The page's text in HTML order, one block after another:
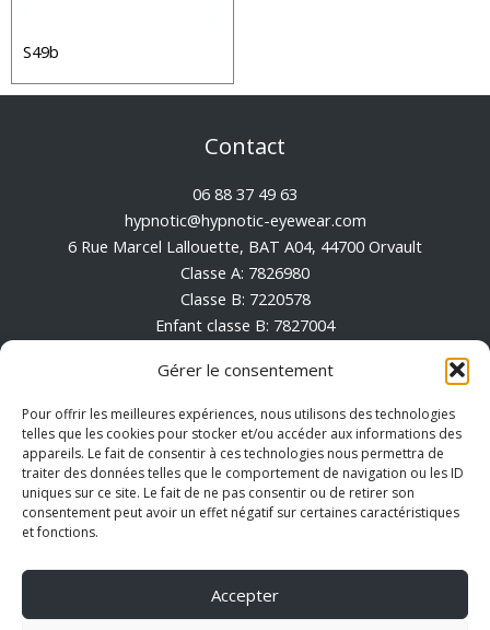
Gérer le consentement
Pour offrir les meilleures expériences, nous utilisons des technologies
telles que les cookies pour stocker et/ou accéder aux informations des
appareils. Le fait de consentir à ces technologies nous permettra de
traiter des données telles que le comportement de navigation ou les ID
uniques sur ce site. Le fait de ne pas consentir ou de retirer son
consentement peut avoir un effet négatif sur certaines caractéristiques
et fonctions.
Accepter
S49b
Contact
06 88 37 49 63
hypnotic@hypnotic-eyewear.com
6 Rue Marcel Lallouette, BAT A04, 44700 Orvault
Classe A: 7826980
Classe B: 7220578
Enfant classe B: 7827004
Conditions générales de vente
Mentions Légales
Politique de cookies (UE)